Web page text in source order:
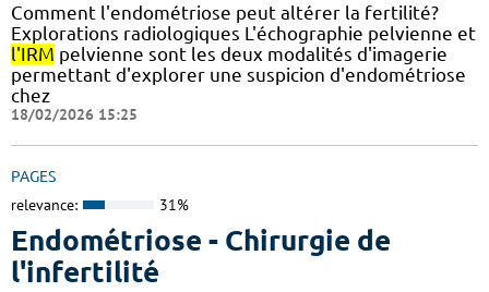
Comment l'endométriose peut altérer la fertilité?
Explorations radiologiques L'échographie pelvienne et
l'IRM pelvienne sont les deux modalités d'imagerie
permettant d'explorer une suspicion d'endométriose
chez
18/02/2026 15:25
PAGES
relevance: 31%
Endométriose - Chirurgie de
l'infertilité